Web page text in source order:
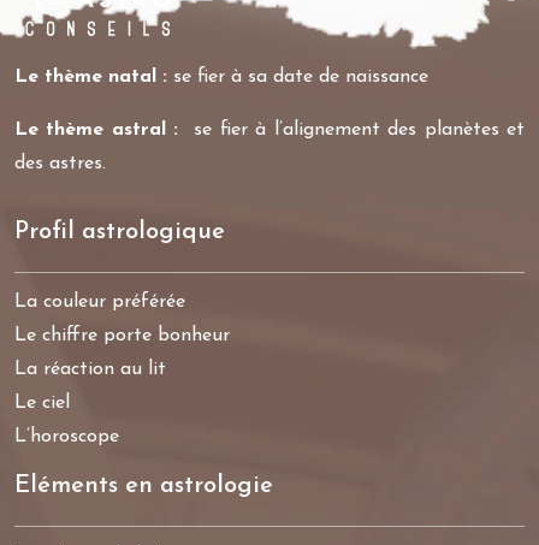
Le thème natal : se fier à sa date de naissance
Le thème astral :
se fier à l’alignement des planètes et
des astres.
Profil astrologique
La couleur préférée
Le chiffre porte bonheur
La réaction au lit
Le ciel
L’horoscope
Eléments en astrologie